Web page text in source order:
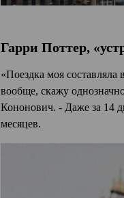
Гарри Поттер,
«Поездка моя составляла
вообще, скажу
Кононович. - Даже за 14
месяцев.